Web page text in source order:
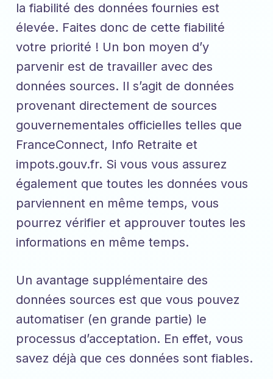
la fiabilité des données fournies est
élevée. Faites donc de cette fiabilité
votre priorité ! Un bon moyen d’y
parvenir est de travailler avec des
données sources. Il s’agit de données
provenant directement de sources
gouvernementales officielles telles que
FranceConnect, Info Retraite et
impots.gouv.fr. Si vous vous assurez
également que toutes les données vous
parviennent en même temps, vous
pourrez vérifier et approuver toutes les
informations en même temps.
Un avantage supplémentaire des
données sources est que vous pouvez
automatiser (en grande partie) le
processus d’acceptation. En effet, vous
savez déjà que ces données sont fiables.